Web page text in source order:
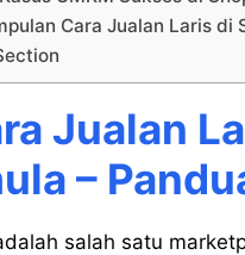
Cara Jualan Laris di
Jualan
–
salah satu